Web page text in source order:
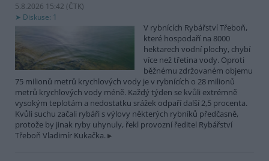
5.8.2026 15:42 (ČTK)
Diskuse: 1
V rybnících Rybářství Třeboň,
které hospodaří na 8000
hektarech vodní plochy, chybí
více než třetina vody. Oproti
běžnému zdržovaném objemu
75 milionů metrů krychlových vody je v rybnících o 28 milionů
metrů krychlových vody méně. Každý týden se kvůli extrémně
vysokým teplotám a nedostatku srážek odpaří další 2,5 procenta.
Kvůli suchu začali rybáři s výlovy některých rybníků předčasně,
protože by jinak ryby uhynuly, řekl provozní ředitel Rybářství
Třeboň Vladimír Kukačka.